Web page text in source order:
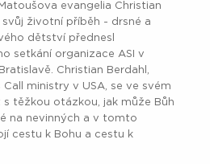
evangelia Christian
svůj životní příběh - drsné a
dětství přednesl
setkání organizace ASI v
Christian Berdahl,
ministry v USA, se ve svém
těžkou otázkou, jak může Bůh
na nevinných a v tomto
cestu k Bohu a cestu k